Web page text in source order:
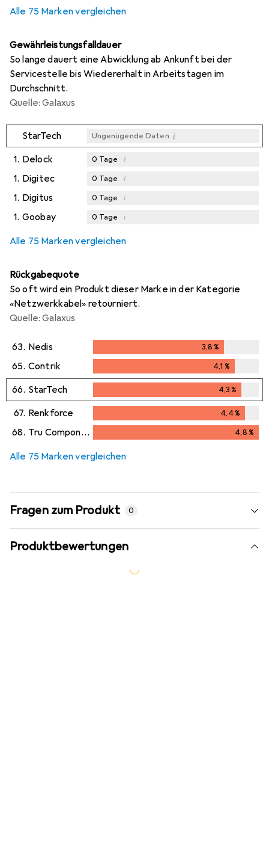
Alle 75 Marken vergleichen
Gewährleistungsfalldauer
So lange dauert eine Abwicklung ab Ankunft bei der
Servicestelle bis Wiedererhalt in Arbeitstagen im
Durchschnitt.
Quelle: Galaxus
StarTech Ungenügende Daten i
1. Delock 0 Tage i
1. Digitec 0 Tage i
1. Digitus 0 Tage i
1. Goobay 0 Tage i
Alle 75 Marken vergleichen
Rückgabequote
So oft wird ein Produkt dieser Marke in der Kategorie
«Netzwerkkabel» retourniert.
Quelle: Galaxus
63. Nedis 3,8%
65. Contrik 4,1 %
4,1%
66. StarTech 4,3%
4,3%
67. Renkforce 4,4%
4,4%
68. Tru Components 4,8%
Alle 75 Marken vergleichen
Fragen zum Produkt 0
Produktbewertungen